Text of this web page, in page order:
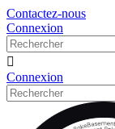
Contactez-nous
Connexion

Connexion